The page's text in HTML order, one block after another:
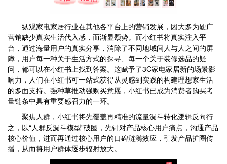
纵观家电家居行业在其他各平台上的营销发展，因大多为硬广
营销缺少真实生活代入感，而渐显颓势。而小红书将真实注入平
台，通过海量用户的真实分享，消除了不同地域间人与人之间的屏
障，用户每一种关于生活方式的探寻、每一个关于装修选品的疑
问，都可以在小红书上找到答案。这赋予了3C家电家居新的场景影
响力，人们在小红书可一站式获得从灵感到实践的构建理想家生活
的多面支持。强种草推动强购买意愿，小红书已成为消费者购买考
量链条中具有重要感召力的一环。
聚焦人群，小红书将先覆盖再精准的流量漏斗转化逻辑反向行
之，以“人群反漏斗模型”破圈，先针对产品核心用户痛点，沟通产品
核心价值，进而再通过核心用户的口碑涟漪效应，引发产品扩圈传
播，从而将用户群体逐步辐射放大。